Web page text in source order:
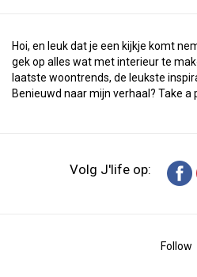
Hoi, en leuk dat je een kijkje komt
gek op alles wat met interieur te
laatste woontrends, de leukste
Benieuwd naar mijn verhaal? Take a
Volg J'life op:
Follow